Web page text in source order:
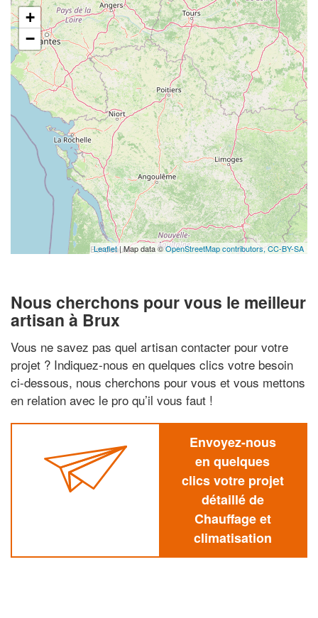
+
−
Leaflet| Map data ©OpenStreetMap contributors, CC-BY-SA
Nous cherchons pour vous le meilleur
artisan à Brux
Vous ne savez pas quel artisan contacter pour votre
projet ? Indiquez-nous en quelques clics votre besoin
ci-dessous, nous cherchons pour vous et vous mettons
en relation avec le pro qu’il vous faut !
Envoyez-nous
en quelques
clics votre projet
détaillé de
Chauffage et
climatisation